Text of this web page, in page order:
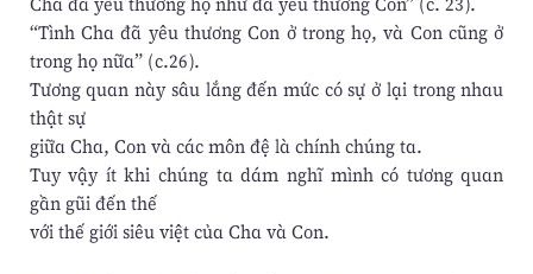
“Tình Cha đã yêu thương Con ở trong họ, và Con cũng ở
trong họ nữa” (c.26).
Tương quan này sâu lắng đến mức có sự ở lại trong nhau
thật sự
giữa Cha, Con và các môn đệ là chính chúng ta.
Tuy vậy ít khi chúng ta dám nghĩ mình có tương quan
gần gũi đến thế
với thế giới siêu việt của Cha và Con.